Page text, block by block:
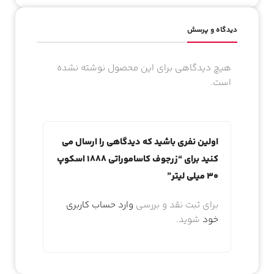
دیدگاه و پرسش
هیچ دیدگاهی برای این محصول نوشته نشده
است.
اولین نفری باشید که دیدگاهی را ارسال می
کنید برای “زرجوف کاساموراتی 1888 اسکوپ
30 میلی لیتر”
برای ثبت نقد و بررسی وارد حساب کاربری
خود شوید.